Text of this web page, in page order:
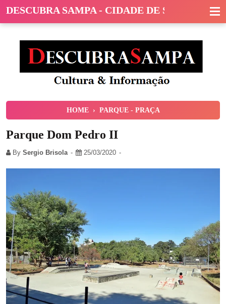
DESCUBRA SAMPA - CIDADE DE SÃO PAULO
HOME › PARQUE - PRAÇA
Parque Dom Pedro II
By Sergio Brisola 25/03/2020